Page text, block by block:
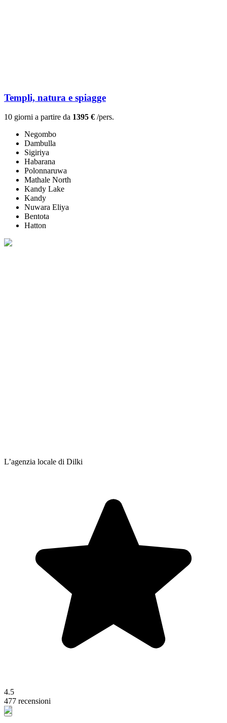
Templi, natura e spiagge
10 giorni a partire da 1395 € /pers.
Negombo
Dambulla
Sigiriya
Habarana
Polonnaruwa
Mathale North
Kandy Lake
Kandy
Nuwara Eliya
Bentota
Hatton
L’agenzia locale di Dilki
4.5
477 recensioni